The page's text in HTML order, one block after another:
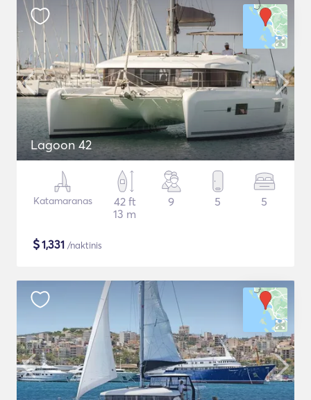
Lagoon 42
Katamaranas
42 ft
13 m
9 5 5
$1,331 /naktinis